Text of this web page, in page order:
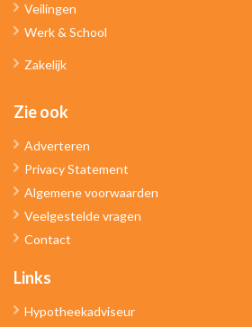
Veilingen
Werk & School
Zakelijk
Zie ook
Adverteren
Privacy Statement
Algemene voorwaarden
Veelgestelde vragen
Contact
Links
Hypotheekadviseur